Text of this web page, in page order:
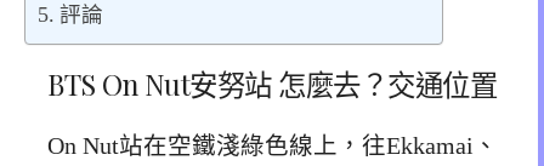
評論
BTS On Nut安努站 怎麼去？交通位置
On Nut站在空鐵淺綠色線上，往Ekkamai、